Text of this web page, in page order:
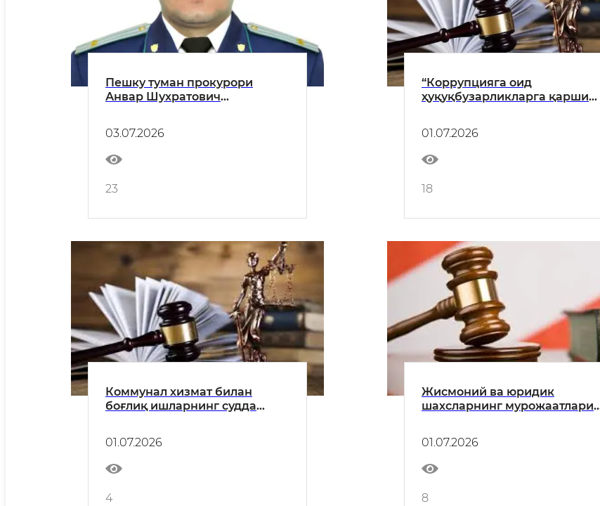
Пешку туман прокурори
Анвар Шухратович
03.07.2026
23
“Коррупцияга оид
ҳуқуқбузарликларга қарши
шароитларни бартараф этиш”
мавзусида
01.07.2026
18
Коммунал хизмат билан
боғлиқ ишларнинг судда
01.07.2026
4
Жисмоний ва юридик
шахсларнинг мурожаатлари
01.07.2026
8